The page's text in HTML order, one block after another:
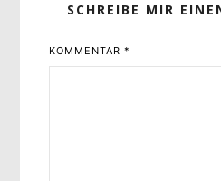
SCHREIBE MIR
KOMMENTAR*